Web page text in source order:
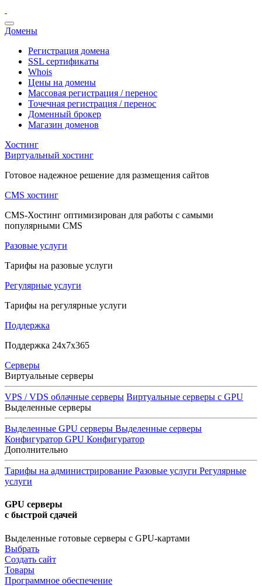
Домены
Регистрация домена
SSL сертификаты
Whois
Цены на домены
Массовая регистрация / перенос
Точечная регистрация / перенос
Доменный брокер
Магазин доменов
Хостинг
Виртуальный хостинг
Готовое надежное решение для размещения сайтов
CMS хостинг
CMS-Хостинг оптимизирован для работы с самыми
популярными CMS
Разовые услуги
Тарифы на разовые услуги
Регулярные услуги
Тарифы на регулярные услуги
Поддержка
Поддержка 24x7x365
Серверы
Виртуальные серверы
VPS / VDS облачные серверы Виртуальные серверы с GPU
Выделенные серверы
Выделенные GPU серверы Выделенные серверы
Конфигуратор GPU Конфигуратор
Дополнительно
Тарифы на администрирование Разовые услуги Регулярные
услуги
GPU серверы
с быстрой сдачей
Выделенные готовые серверы с GPU-картами
Выбрать
Создать сайт
Товары
Программное обеспечение